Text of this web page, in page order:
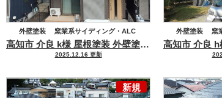
存在感と上質な高級感を兼ね備えた外観に
高知市 介良 k様 屋根塗装 外壁塗装工事 耐久性と
2025.12.16 更新
外壁塗装
窯業系サイディング・ALC
屋根塗装
化粧スレート
外壁塗装
窯
セメント瓦
新規